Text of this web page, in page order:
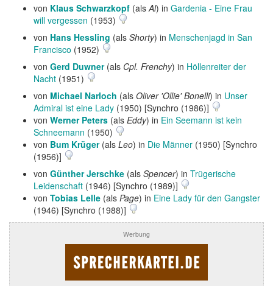
von Klaus Schwarzkopf (alsAl) in Gardenia - Eine Frau
will vergessen (1953)
von Hans Hessling (als Shorty) in Menschenjagd in San
Francisco (1952)
von Gerd Duwner(als Cpl. Frenchy) in Höllenreiter der
Nacht (1951)
von Michael Narloch (als Oliver 'Ollie' Bonelli) in Unser
Admiral ist eine Lady (1950) [Synchro (1986)]
von Werner Peters (als Eddy) in Ein Seemann ist kein
Schneemann (1950)
von Bum Krüger(als Leo) in Die Männer (1950) [Synchro
(1956)]
von Günther Jerschke (als Spencer) in Trügerische
Leidenschaft (1946) [Synchro (1989)]
von Tobias Lelle (als Page) in Eine Lady für den Gangster
(1946) [Synchro (1988)]
Werbung